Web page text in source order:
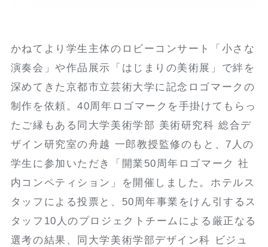
かねてより学生主体のロビーコンサート「小さな
演奏会」や作品展示「はじまりの美術展」で絆を
深めてきた京都市立芸術大学に記念ロゴマークの
制作を依頼。40周年ロゴマークを手掛けてもらっ
たご縁もある同大学美術学部 美術研究科 総合デ
ザイン研究室の舟越 一郎教授監修のもと、7人の
学生に参加いただき「開業50周年ロゴマーク 社
内コンペティション」を開催しました。ホテルス
タッフによる投票と、50周年事業をけん引するス
タッフ10人のプロジェクトチームによる厳正なる
選考の結果、同大学美術学部デザイン科 ビジュ